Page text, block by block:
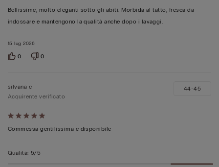
su
5
15 lug 2026
Bellissime, molto eleganti sotto gli abiti. Morbida al tatto, fresca da
indossare e mantengono la qualità anche dopo i lavaggi.
0 0
Valutato
5
5
silvana c
Acquirente verificato
Commessa gentilissima e disponibile
44-45
Qualità: 5/5